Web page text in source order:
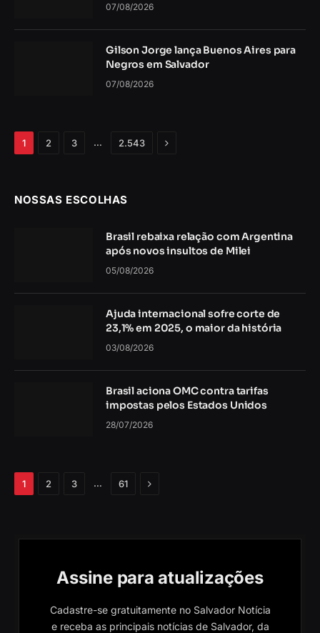
07/08/2026
Gilson Jorge lança Buenos Aires para
Negros em Salvador
07/08/2026
1 2 3 … 2.543 Próximo
NOSSAS ESCOLHAS
Brasil rebaixa relação com Argentina
após novos insultos de Milei
05/08/2026
Ajuda internacional sofre corte de
23,1% em 2025, o maior da história
03/08/2026
Brasil aciona OMC contra tarifas
impostas pelos Estados Unidos
28/07/2026
1 2 3 … 61 Próximo
Assine para atualizações
Cadastre-se gratuitamente no Salvador Notícia
e receba as principais notícias de Salvador, da